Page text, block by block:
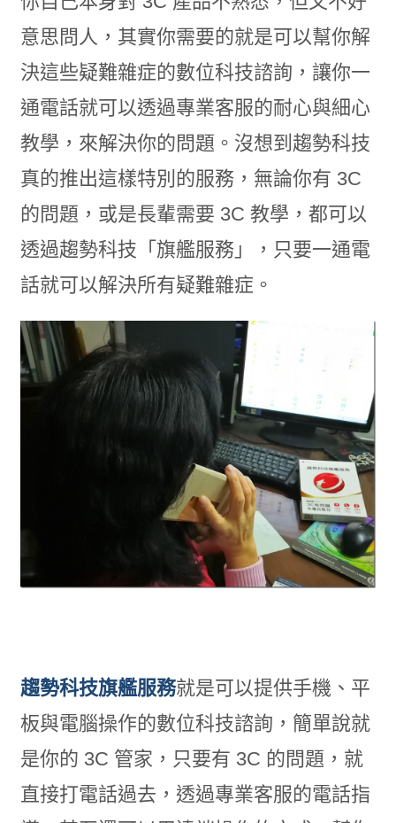
意思問人，其實你需要的就是可以幫你解
決這些疑難雜症的數位科技諮詢，讓你一
通電話就可以透過專業客服的耐心與細心
教學，來解決你的問題。沒想到趨勢科技
真的推出這樣特別的服務，無論你有 3C
的問題，或是長輩需要 3C 教學，都可以
透過趨勢科技「旗艦服務」，只要一通電
話就可以解決所有疑難雜症。
趨勢科技旗艦服務就是可以提供手機、平
板與電腦操作的數位科技諮詢，簡單說就
是你的 3C 管家，只要有 3C 的問題，就
直接打電話過去，透過專業客服的電話指